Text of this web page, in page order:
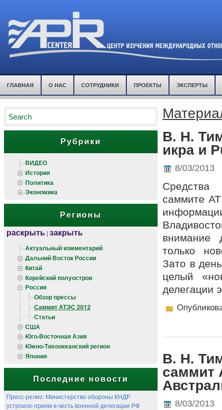
ГЛАВНАЯ О НАС СОТРУДНИКИ ПРОЕКТЫ ЭКСПЕРТЫ
Рубрики
ВИДЕО
История
Политика
Экономика
Регионы
раскрыть | закрыть
Актуальный комментарий
Дальний Восток России
Китай
Корейский полуостров
Россия
Обзор прессы
Саммит АТЭС 2012
Статьи
США
Юго-Восточная Азия
Южно-Тихоокеанский регион
Япония
Последние новости
Пресс-релиз: Министерство обороны КНДР
устроило прием в честь военной делегации РФ
В. Н.
икра и
8/03/2013
саммите
внимание
только
Зато в
целый
делегации
В. Н.
саммит
8/03/2013